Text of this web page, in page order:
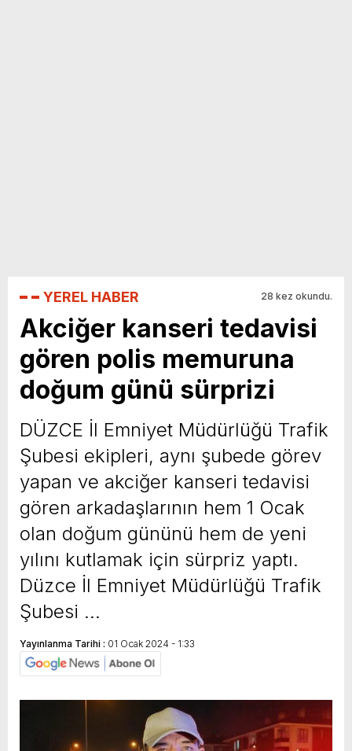
YEREL HABER 28 kez okundu.
Akciğer kanseri tedavisi
gören polis memuruna
doğum günü sürprizi
DÜZCE İl Emniyet Müdürlüğü Trafik
Şubesi ekipleri, aynı şubede görev
yapan ve akciğer kanseri tedavisi
gören arkadaşlarının hem 1 Ocak
olan doğum gününü hem de yeni
yılını kutlamak için sürpriz yaptı.
Düzce İl Emniyet Müdürlüğü Trafik
Şubesi …
Yayınlanma Tarihi : 01 Ocak 2024 - 1:33